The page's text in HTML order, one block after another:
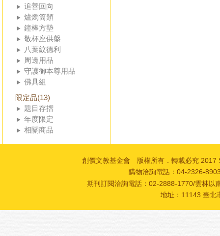
追善回向
爐燭筒類
鐘棒方墊
敬杯座供盤
八葉紋德利
周邊用品
守護御本尊用品
佛具組
限定品(13)
題目存摺
年度限定
相關商品
創價文教基金會 版權所有．轉載必究 2017
購物洽詢電話：04-2326-
期刊訂閱洽詢電話：02-2888-1770/雲林
地址：11143 臺北